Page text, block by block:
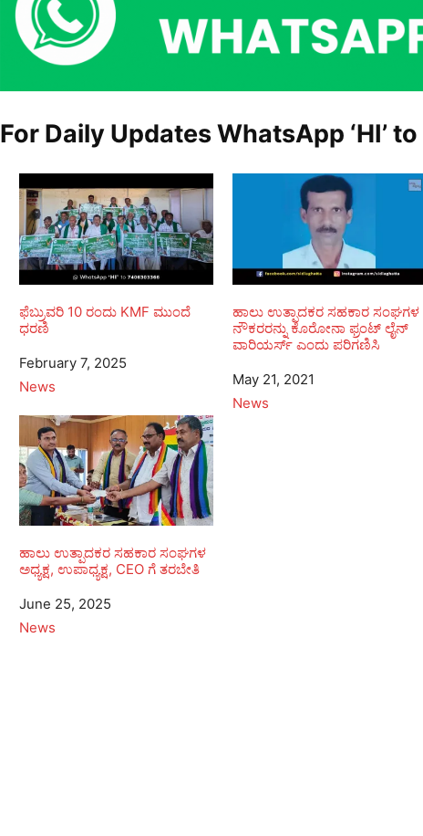
For Daily Updates WhatsApp ‘HI’ to
ಫೆಬ್ರುವರಿ 10 ರಂದು KMF ಮುಂದೆ
ಧರಣಿ
Date
February 7, 2025
In relation to
News
ಹಾಲು ಉತ್ಪಾದಕರ ಸಹಕಾರ ಸಂಘಗಳ
ನೌಕರರನ್ನು ಕೊರೋನಾ ಫ್ರಂಟ್ ಲೈನ್
ವಾರಿಯರ್ಸ್ ಎಂದು ಪರಿಗಣಿಸಿ
Date
May 21, 2021
In relation to
News
ಹಾಲು ಉತ್ಪಾದಕರ ಸಹಕಾರ ಸಂಘಗಳ
ಅಧ್ಯಕ್ಷ, ಉಪಾಧ್ಯಕ್ಷ, CEO ಗೆ ತರಬೇತಿ
Date
June 25, 2025
In relation to
News